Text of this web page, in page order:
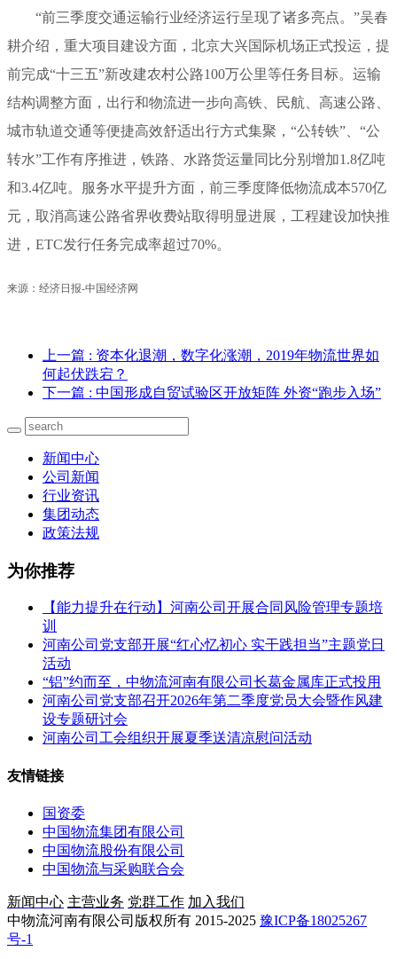
“前三季度交通运输行业经济运行呈现了诸多亮点。”吴春
耕介绍，重大项目建设方面，北京大兴国际机场正式投运，提
前完成“十三五”新改建农村公路100万公里等任务目标。运输
结构调整方面，出行和物流进一步向高铁、民航、高速公路、
城市轨道交通等便捷高效舒适出行方式集聚，“公转铁”、“公
转水”工作有序推进，铁路、水路货运量同比分别增加1.8亿吨
和3.4亿吨。服务水平提升方面，前三季度降低物流成本570亿
元，取消高速公路省界收费站取得明显进展，工程建设加快推
进，ETC发行任务完成率超过70%。
来源：经济日报-中国经济网
上一篇 : 资本化退潮，数字化涨潮，2019年物流世界如
何起伏跌宕？
下一篇 : 中国形成自贸试验区开放矩阵 外资“跑步入场”
新闻中心
公司新闻
行业资讯
集团动态
政策法规
为你推荐
【能力提升在行动】河南公司开展合同风险管理专题培
训
河南公司党支部开展“红心忆初心 实干践担当”主题党日
活动
“铝”约而至，中物流河南有限公司长葛金属库正式投用
河南公司党支部召开2026年第二季度党员大会暨作风建
设专题研讨会
河南公司工会组织开展夏季送清凉慰问活动
友情链接
国资委
中国物流集团有限公司
中国物流股份有限公司
中国物流与采购联合会
新闻中心 主营业务 党群工作 加入我们
中物流河南有限公司版权所有 2015-2025 豫ICP备18025267
号-1